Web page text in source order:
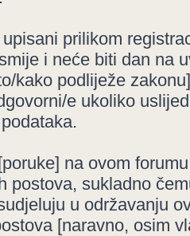
prilikom
i neće biti dan na
kako podliježe
e ukoliko
na ovom
postova, sukladno
u održavanju
[naravno, osim